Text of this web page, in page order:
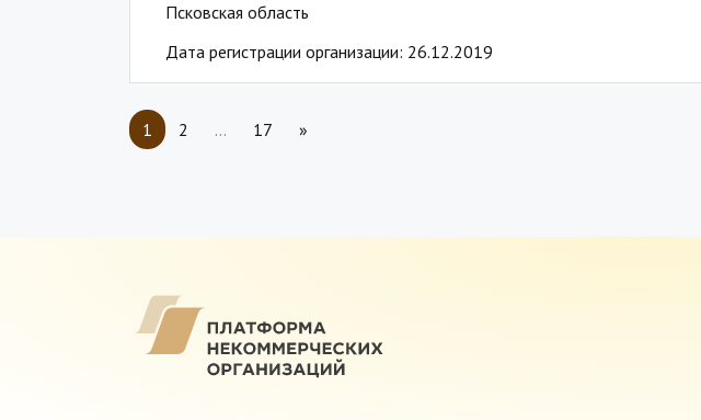
Псковская область
Дата регистрации организации: 26.12.2019
1 2 … 17 »